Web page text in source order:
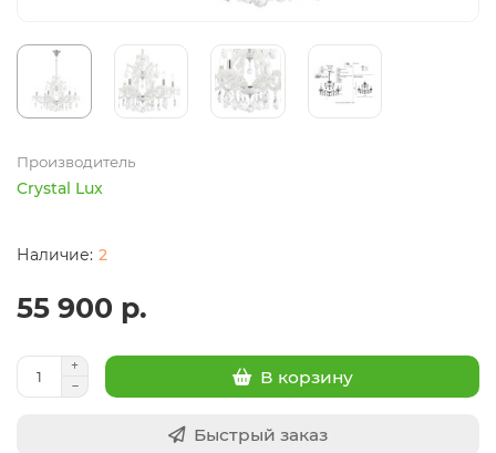
Производитель
Crystal Lux
2
55 900 р.
В корзину
Быстрый заказ